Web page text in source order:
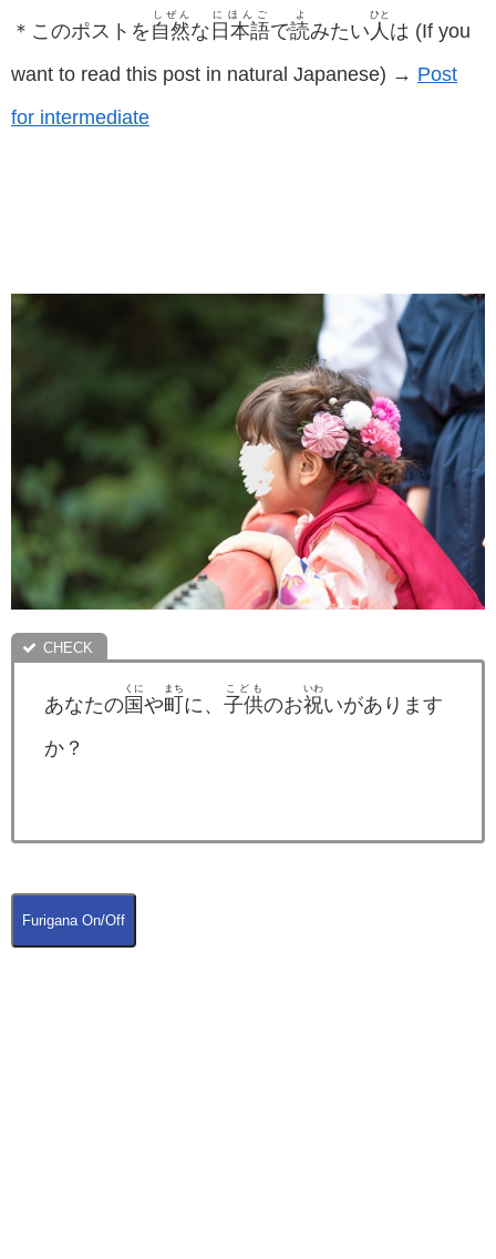
＊このポストを 自然
しぜん
な 日本語
にほんご
で読
よ
みたい 人
ひと
は (If you
want to read this post in natural Japanese) → Post
for intermediate
あなたの国
くに
や町
まち
に、 子供
こども
のお祝
いわ
いがあります
か？
Furigana On/Off